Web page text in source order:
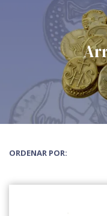
ORDENAR POR: